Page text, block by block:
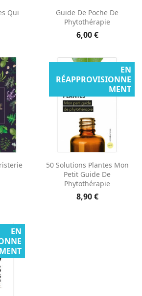
Qui
Guide De Poche De
Phytothérapie
6,00 €
50 Solutions Plantes Mon
Petit Guide De
Phytothérapie
8,90 €
EN
RÉAPPROVISIONNE
MENT
EN
MENT